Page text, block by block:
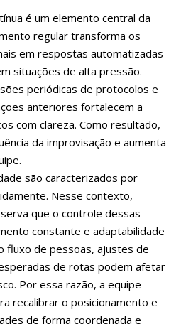
é um elemento central da
regular transforma os
em respostas automatizadas
situações de alta pressão.
periódicas de protocolos e
anteriores fortalecem a
com clareza. Como resultado,
da improvisação e aumenta
são caracterizados por
Nesse contexto,
que o controle dessas
constante e adaptabilidade
fluxo de pessoas, ajustes de
de rotas podem afetar
Por essa razão, a equipe
recalibrar o posicionamento e
de forma coordenada e